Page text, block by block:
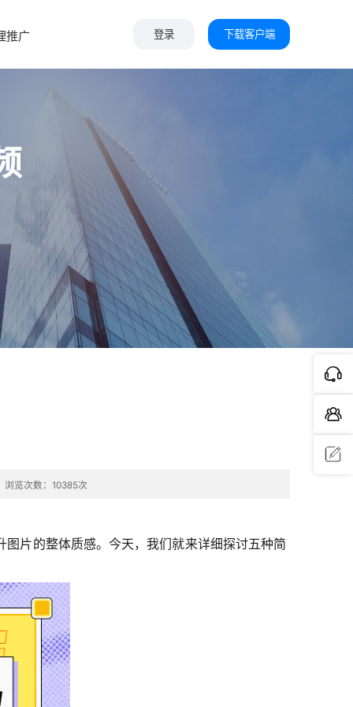
推广 登录 下载客户端
浏览次数：10385次
片的整体质感。今天，我们就来详细探讨五种简